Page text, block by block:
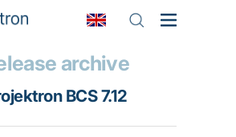
archive
BCS 7.12